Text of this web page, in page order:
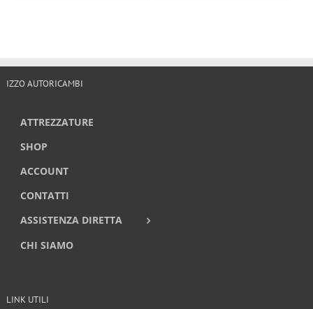
IZZO AUTORICAMBI
ATTREZZATURE
SHOP
ACCOUNT
CONTATTI
ASSISTENZA DIRETTA
CHI SIAMO
LINK UTILI